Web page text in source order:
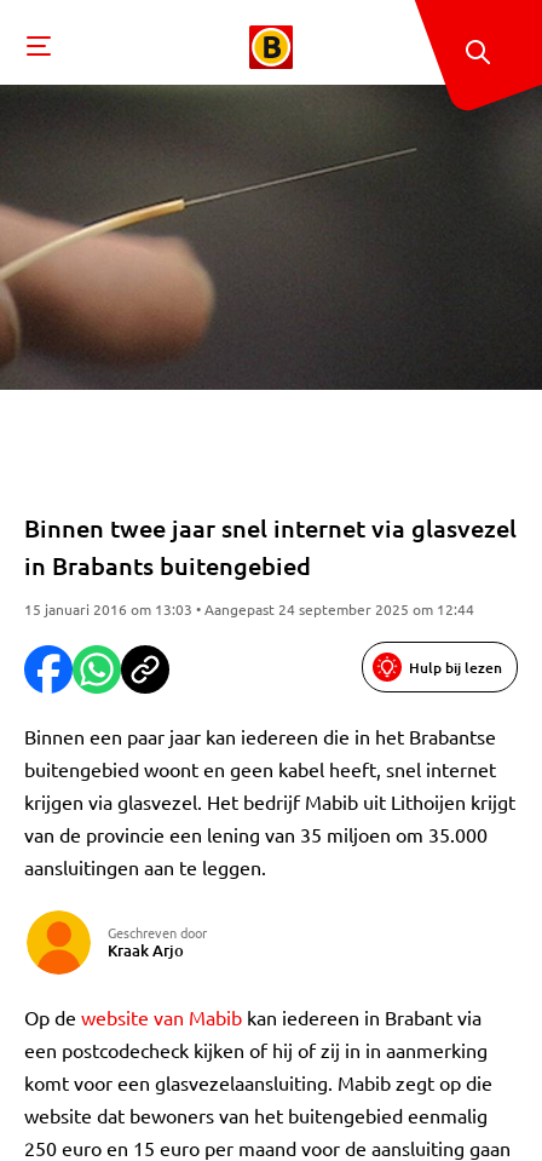
Binnen twee jaar snel internet via glasvezel
in Brabants buitengebied
15 januari 2016 om 13:03 • Aangepast 24 september 2025 om 12:44
Hulp bij lezen
Binnen een paar jaar kan iedereen die in het Brabantse
buitengebied woont en geen kabel heeft, snel internet
krijgen via glasvezel. Het bedrijf Mabib uit Lithoijen krijgt
van de provincie een lening van 35 miljoen om 35.000
aansluitingen aan te leggen.
Geschreven door
Kraak Arjo
Op de website van Mabib kan iedereen in Brabant via
een postcodecheck kijken of hij of zij in in aanmerking
komt voor een glasvezelaansluiting. Mabib zegt op die
website dat bewoners van het buitengebied eenmalig
250 euro en 15 euro per maand voor de aansluiting gaan